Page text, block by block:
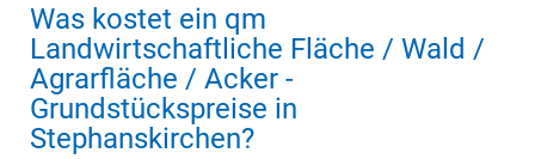
Was kostet ein qm
Landwirtschaftliche Fläche / Wald /
Agrarfläche / Acker -
Grundstückspreise in
Stephanskirchen?